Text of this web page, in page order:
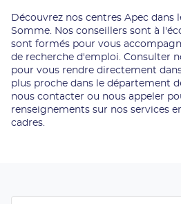
Découvrez nos centres Apec dans
Somme. Nos conseillers sont à
sont formés pour vous
de recherche d'emploi. Consulter
pour vous rendre directement
plus proche dans le département
nous contacter ou nous appeler
renseignements sur nos services
cadres.